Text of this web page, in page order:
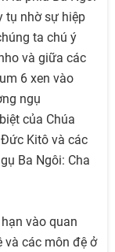
tụ nhờ sự hiệp
ta chú ý
và giữa các
6 xen vào
ngụ
của Chúa
Kitô và các
Ba Ngôi: Cha
vào quan
và các môn đệ ở